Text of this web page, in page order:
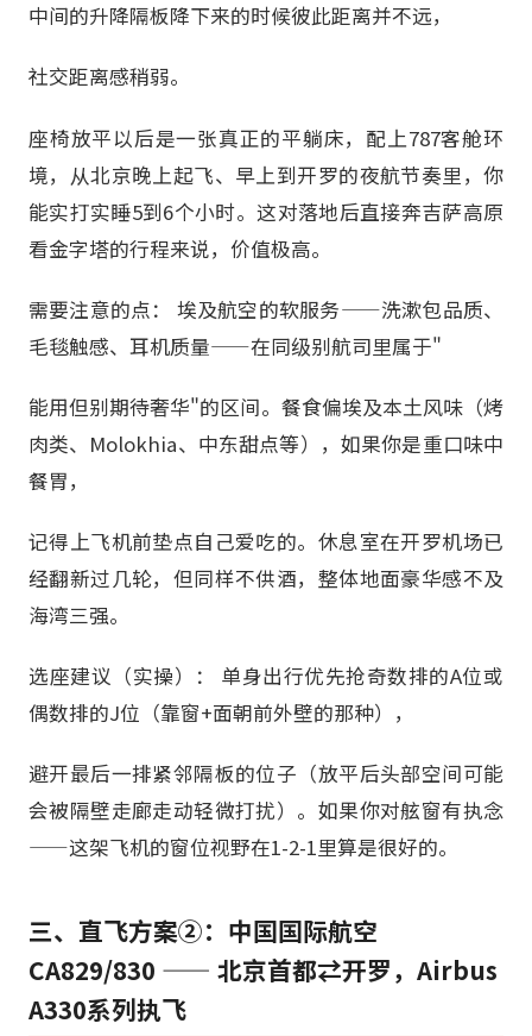
中间的升降隔板降下来的时候彼此距离并不远，
社交距离感稍弱。
座椅放平以后是一张真正的平躺床，配上787客舱环
境，从北京晚上起飞、早上到开罗的夜航节奏里，你
能实打实睡5到6个小时。这对落地后直接奔吉萨高原
看金字塔的行程来说，价值极高。
需要注意的点： 埃及航空的软服务——洗漱包品质、
毛毯触感、耳机质量——在同级别航司里属于"
能用但别期待奢华"的区间。餐食偏埃及本土风味（烤
肉类、Molokhia、中东甜点等），如果你是重口味中
餐胃，
记得上飞机前垫点自己爱吃的。休息室在开罗机场已
经翻新过几轮，但同样不供酒，整体地面豪华感不及
海湾三强。
选座建议（实操）： 单身出行优先抢奇数排的A位或
偶数排的J位（靠窗+面朝前外壁的那种），
避开最后一排紧邻隔板的位子（放平后头部空间可能
会被隔壁走廊走动轻微打扰）。如果你对舷窗有执念
——这架飞机的窗位视野在1-2-1里算是很好的。
三、直飞方案②：中国国际航空
CA829/830 —— 北京首都⇄开罗，Airbus
A330系列执飞